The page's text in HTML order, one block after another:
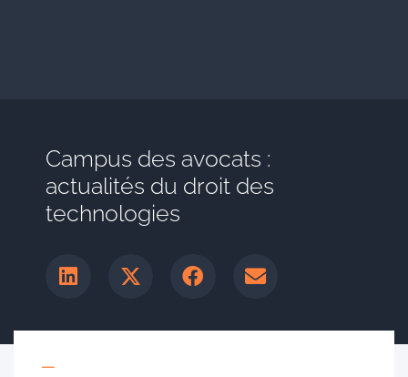
Campus des avocats :
actualités du droit des
technologies
—